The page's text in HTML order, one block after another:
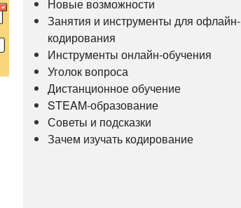
Новые возможности
Занятия и инструменты для офлайн-
кодирования
Инструменты онлайн-обучения
Уголок вопроса
Дистанционное обучение
STEAM-образование
Советы и подсказки
Зачем изучать кодирование